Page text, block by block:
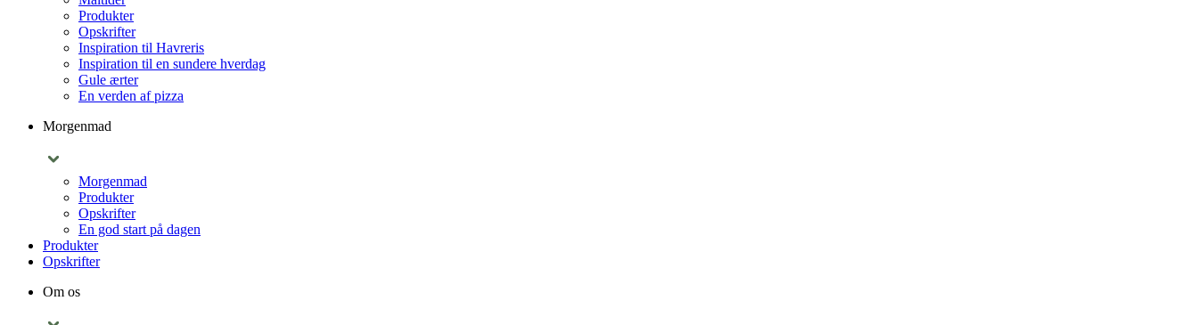
Produkter
Opskrifter
Inspiration til Havreris
Inspiration til en sundere hverdag
Gule ærter
En verden af pizza
Morgenmad
Morgenmad
Produkter
Opskrifter
En god start på dagen
Produkter
Opskrifter
Om os